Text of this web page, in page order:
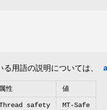
る用語の説明については、
属性 値
safety MT-Safe